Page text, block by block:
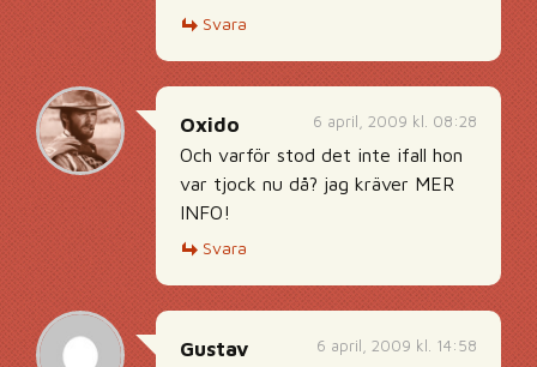
Svara
6 april, 2009 kl. 08:28
Oxido
Och varför stod det inte ifall hon
var tjock nu då? jag kräver MER
INFO!
Svara
6 april, 2009 kl. 14:58
Gustav